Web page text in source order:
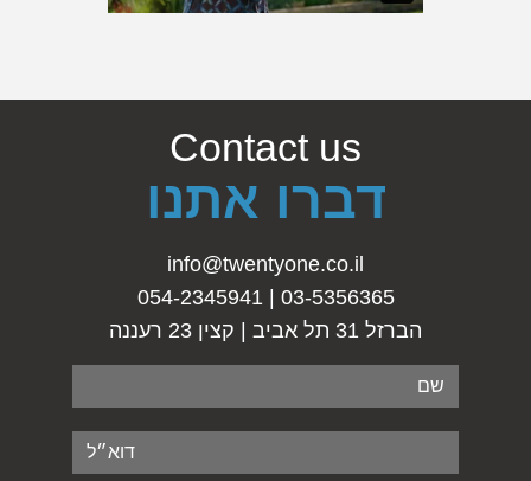
Contact us
דברו אתנו
info@twentyone.co.il
03-5356365 | 054-2345941
הברזל 31 תל אביב | קצין 23 רעננה